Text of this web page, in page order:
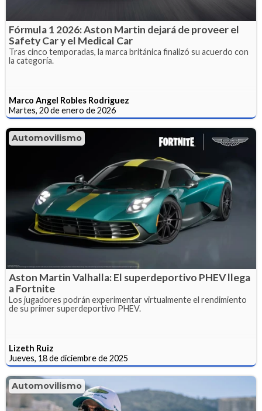
Fórmula 1 2026: Aston Martin dejará de proveer el
Safety Car y el Medical Car
Tras cinco temporadas, la marca británica finalizó su acuerdo con
la categoría.
Marco Angel Robles Rodriguez
Martes, 20 de enero de 2026
Automovilismo
Aston Martin Valhalla: El superdeportivo PHEV llega
a Fortnite
Los jugadores podrán experimentar virtualmente el rendimiento
de su primer superdeportivo PHEV.
Lizeth Ruiz
Jueves, 18 de diciembre de 2025
Automovilismo